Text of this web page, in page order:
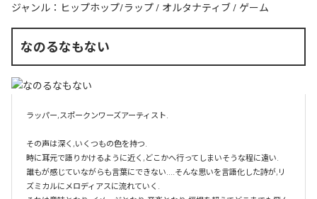
ジャンル： ヒップホップ/ラップ / オルタナティブ / ゲーム
なのるなもない
ラッパー,スポークンワーズアーティスト.
その声は深く,いくつもの色を持つ.
時に耳元で語りかけるように近く,どこかへ行ってしまいそうな程に遠い.
誰もが感じていながらも言葉にできない....そんな思いを言語化した詩が,リ
ズミカルにメロディアスに流れていく.